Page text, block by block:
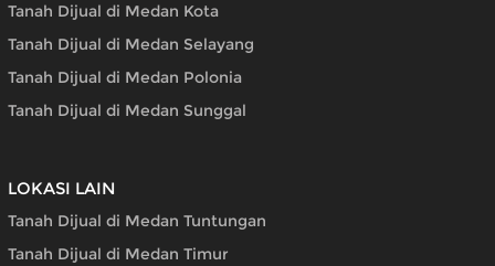
Tanah Dijual di Medan Kota
Tanah Dijual di Medan Selayang
Tanah Dijual di Medan Polonia
Tanah Dijual di Medan Sunggal
LOKASI LAIN
Tanah Dijual di Medan Tuntungan
Tanah Dijual di Medan Timur